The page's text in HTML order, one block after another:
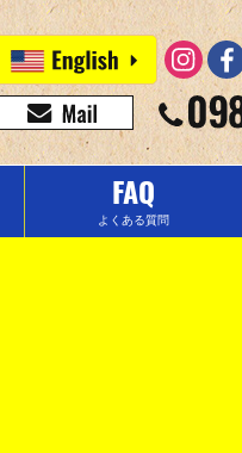
FAQ
よくある質問